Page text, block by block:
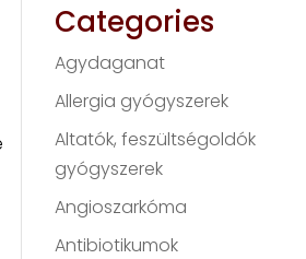
Categories
Agydaganat
Allergia gyógyszerek
Altatók, feszültségoldók
gyógyszerek
Angioszarkóma
Antibiotikumok